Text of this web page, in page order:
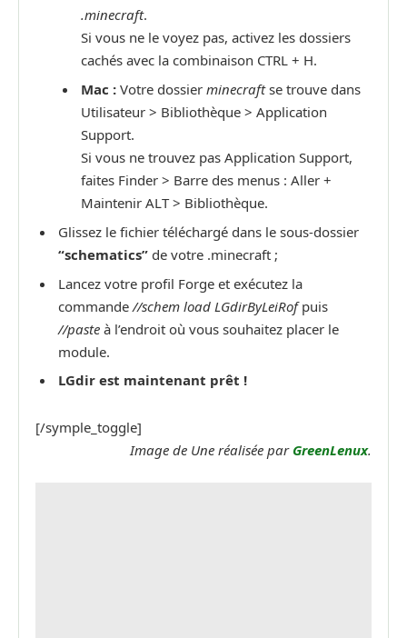
.minecraft.
Si vous ne le voyez pas, activez les dossiers
cachés avec la combinaison CTRL + H.
Mac : Votre dossier minecraftse trouve dans
Utilisateur > Bibliothèque > Application
Support.
Si vous ne trouvez pas Application Support,
faites Finder > Barre des menus : Aller +
Maintenir ALT > Bibliothèque.
Glissez le fichier téléchargé dans le sous-dossier
“schematics” de votre .minecraft ;
Lancez votre profil Forge et exécutez la
commande //schem load LGdirByLeiRofpuis
//paste à l’endroit où vous souhaitez placer le
module.
LGdir est maintenant prêt !
[/symple_toggle]
Image de Une réalisée par GreenLenux.